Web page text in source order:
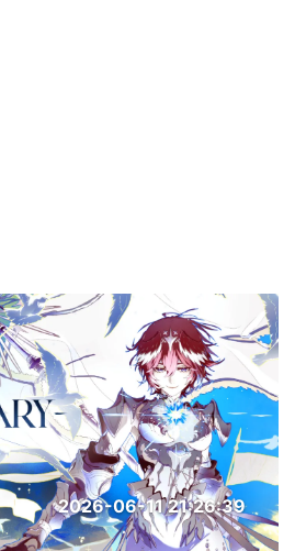
2026-06-11 21:26:39